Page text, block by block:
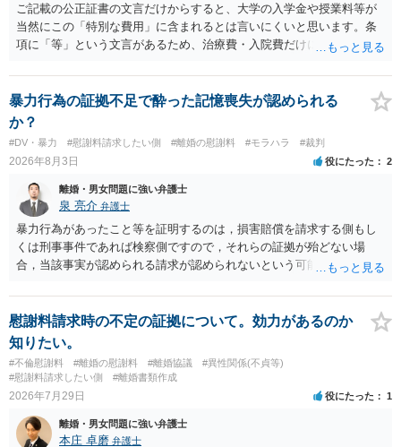
ご記載の公正証書の文言だけからすると、大学の入学金や授業料等が
当然にこの「特別な費用」に含まれるとは言いにくいと思います。条
項に「等」という文言があるため、治療費・入院費だけに限定される
れていますので、通常は、病気や事故によって臨時に必要となった医
療費その他これに類する特別支出を念頭に置いた条項と読むのが自然
です。したがって、大学の入学金、授業料、受験費用などの教育費に
ついてまで、「この条項があるから当然に半額を請求できる」とまで
は言いにくいと思われます。なお、通常、大学進学費用をどこまで負
担すべきかについては、離婚時の合意内容のほか、子どもの年齢、大
学進学についての父母の認識、父母の学歴・収入・資産状況、進学先
や費用などを踏まえて個別に検討することになります。公正証書の他
の条項において、養育費の終期についてどのように定められている
か、大学進学に関する定めの有無、「教育費」「進学費用」に関する
定めの有無等について確認する必要があると考えられます。
暴力行為の証拠不足で酔った記憶喪失が認められる
か？
#DV・暴力 #慰謝料請求したい側 #離婚の慰謝料 #モラハラ #裁判
2026年8月3日 役にたった 2
離婚・男女問題に強い弁護士
泉 亮介 弁護士
暴力行為があったこと等を証明するのは，損害賠償を請求する側もし
くは刑事事件であれば検察側ですので，それらの証拠が殆どない場
合，当該事実が認められる請求が認められないという可能性はあるで
慰謝料請求時の不定の証拠について。効力があるのか
知りたい。
#不倫慰謝料 #離婚の慰謝料 #離婚協議
#異性関係(不貞等)
#慰謝料請求したい側
#離婚書類作成
2026年7月29日 役にたった 1
離婚・男女問題に強い弁護士
本庄 卓磨 弁護士